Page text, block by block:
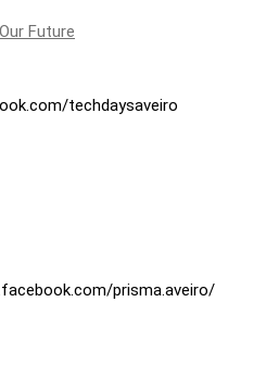
Future
techdaysaveiro
prisma.aveiro/